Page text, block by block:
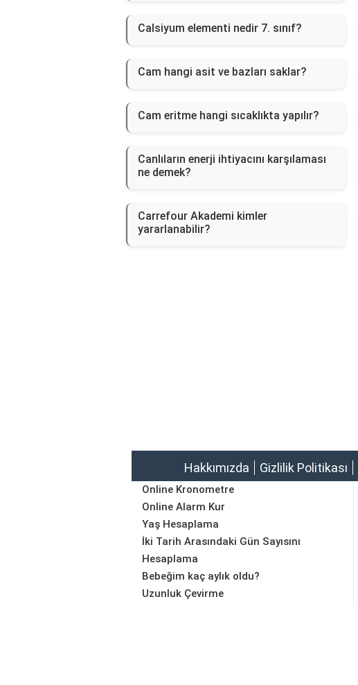
Calsiyum elementi nedir 7. sınıf?
Cam hangi asit ve bazları saklar?
Cam eritme hangi sıcaklıkta yapılır?
Canlıların enerji ihtiyacını karşılaması
ne demek?
Carrefour Akademi kimler
yararlanabilir?
Hakkımızda Gizlilik Politikası
Online Kronometre
Online Alarm Kur
Yaş Hesaplama
İki Tarih Arasındaki Gün Sayısını
Hesaplama
Bebeğim kaç aylık oldu?
Uzunluk Çevirme